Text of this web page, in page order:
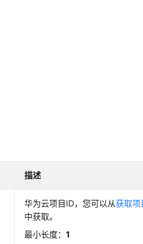
描述
华为云项目ID，您可以从获取项
中获取。
最小长度：1